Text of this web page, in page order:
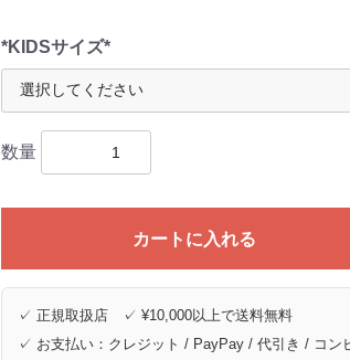
*KIDSサイズ*
数量
カートに入れる
✓ 正規取扱店 ✓ ¥10,000以上で送料無料
✓ お支払い：クレジット / PayPay / 代引き / コン